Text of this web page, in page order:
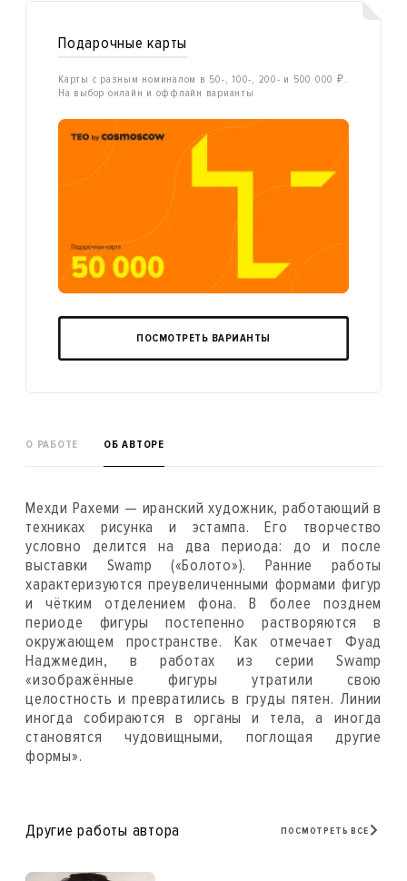
Подарочные карты
Карты с разным номиналом в 50-, 100-, 200- и 500 000 ₽.
На выбор онлайн и оффлайн варианты
ПОСМОТРЕТЬ ВАРИАНТЫ
О РАБОТЕ ОБ АВТОРЕ
Мехди Рахеми — иранский художник, работающий в
техниках рисунка и эстампа. Его творчество
условно делится на два периода: до и после
выставки Swamp («Болото»). Ранние работы
характеризуются преувеличенными формами фигур
и чётким отделением фона. В более позднем
периоде фигуры постепенно растворяются в
окружающем пространстве. Как отмечает Фуад
Наджмедин, в работах из серии Swamp
«изображённые фигуры утратили свою
целостность и превратились в груды пятен. Линии
иногда собираются в органы и тела, а иногда
становятся чудовищными, поглощая другие
формы».
Другие работы автора ПОСМОТРЕТЬ ВСЕ